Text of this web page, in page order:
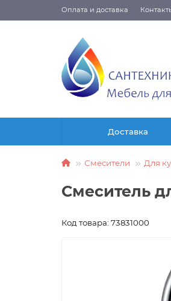
Оплата и доставка
Доставка
Смесители Для
Смеситель
Код товара: 73831000